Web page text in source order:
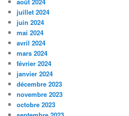
juillet 2024
juin 2024
mai 2024
avril 2024
mars 2024
février 2024
janvier 2024
décembre 2023
novembre 2023
octobre 2023